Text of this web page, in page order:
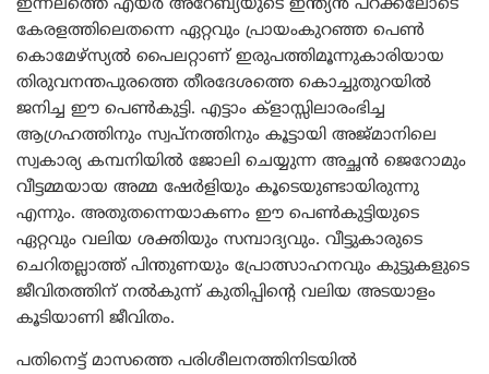
ഇന്നലത്തെ എയർ അറേബ്യയുടെ ഇന്ത്യൻ പറക്കലോടെ
കേരളത്തിലെതന്നെ ഏറ്റവും പ്രായംകുറഞ്ഞ പെൺ
കൊമേഴ്സ്യൽ പൈലറ്റാണ് ഇരുപത്തിമൂന്നുകാരിയായ
തിരുവനന്തപുരത്തെ തീരദേശത്തെ കൊച്ചുതുറയിൽ
ജനിച്ച ഈ പെൺകുട്ടി. എട്ടാം ക്ളാസ്സിലാരംഭിച്ച
ആഗ്രഹത്തിനും സ്വപ്നത്തിനും കൂട്ടായി അജ്മാനിലെ
സ്വകാര്യ കമ്പനിയിൽ ജോലി ചെയ്യുന്ന അച്ഛൻ ജെറോമും
വീട്ടമ്മയായ അമ്മ ഷേർളിയും കൂടെയുണ്ടായിരുന്നു
എന്നും. അതുതന്നെയാകണം ഈ പെൺകുട്ടിയുടെ
ഏറ്റവും വലിയ ശക്തിയും സമ്പാദ്യവും. വീട്ടുകാരുടെ
ചെറിതല്ലാത്ത് പിന്തുണയും പ്രോത്സാഹനവും കുട്ടുകളുടെ
ജീവിതത്തിന് നൽകുന്ന് കുതിപ്പിന്റെ വലിയ അടയാളം
കൂടിയാണി ജീവിതം.
പതിനെട്ട് മാസത്തെ പരിശീലനത്തിനിടയിൽ